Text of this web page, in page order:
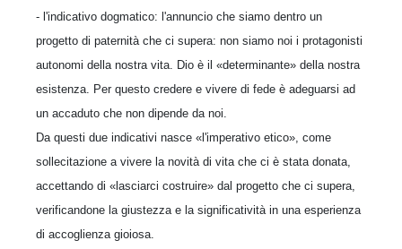
- l'indicativo dogmatico: l'annuncio che siamo dentro un
progetto di paternità che ci supera: non siamo noi i protagonisti
autonomi della nostra vita. Dio è il «determinante» della nostra
esistenza. Per questo credere e vivere di fede è adeguarsi ad
un accaduto che non dipende da noi.
Da questi due indicativi nasce «l'imperativo etico», come
sollecitazione a vivere la novità di vita che ci è stata donata,
accettando di «lasciarci costruire» dal progetto che ci supera,
verificandone la giustezza e la significatività in una esperienza
di accoglienza gioiosa.